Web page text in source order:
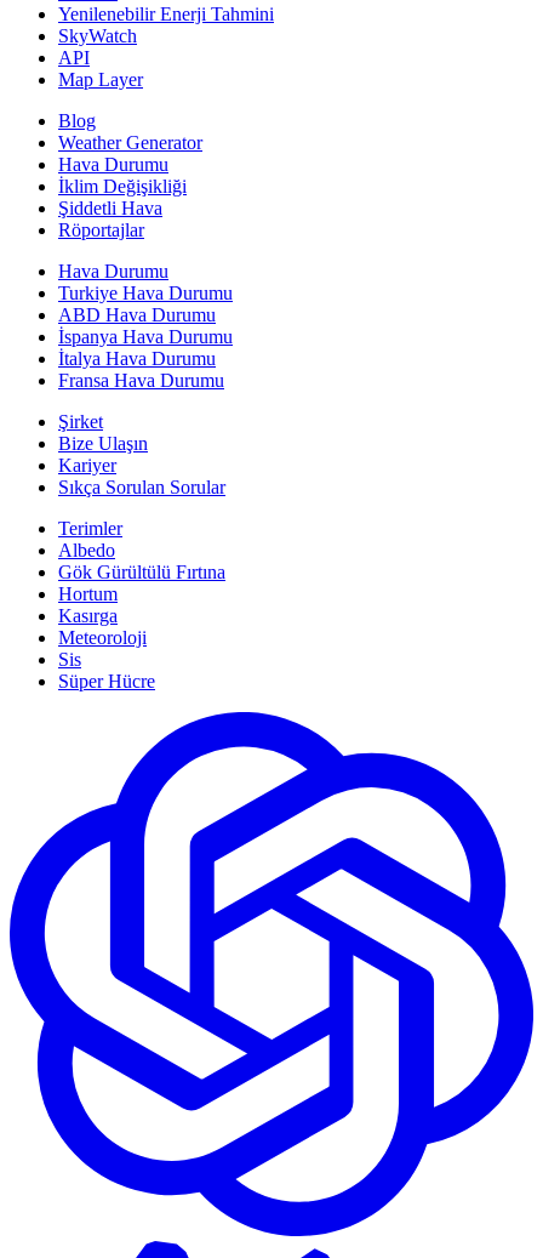
Yenilenebilir Enerji Tahmini
SkyWatch
API
Map Layer
Blog
Weather Generator
Hava Durumu
İklim Değişikliği
Şiddetli Hava
Röportajlar
Hava Durumu
Turkiye Hava Durumu
ABD Hava Durumu
İspanya Hava Durumu
İtalya Hava Durumu
Fransa Hava Durumu
Şirket
Bize Ulaşın
Kariyer
Sıkça Sorulan Sorular
Terimler
Albedo
Gök Gürültülü Fırtına
Hortum
Kasırga
Meteoroloji
Sis
Süper Hücre